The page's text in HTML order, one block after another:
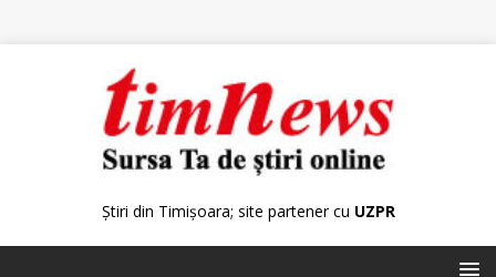
Știri din Timișoara; site partener cu UZPR